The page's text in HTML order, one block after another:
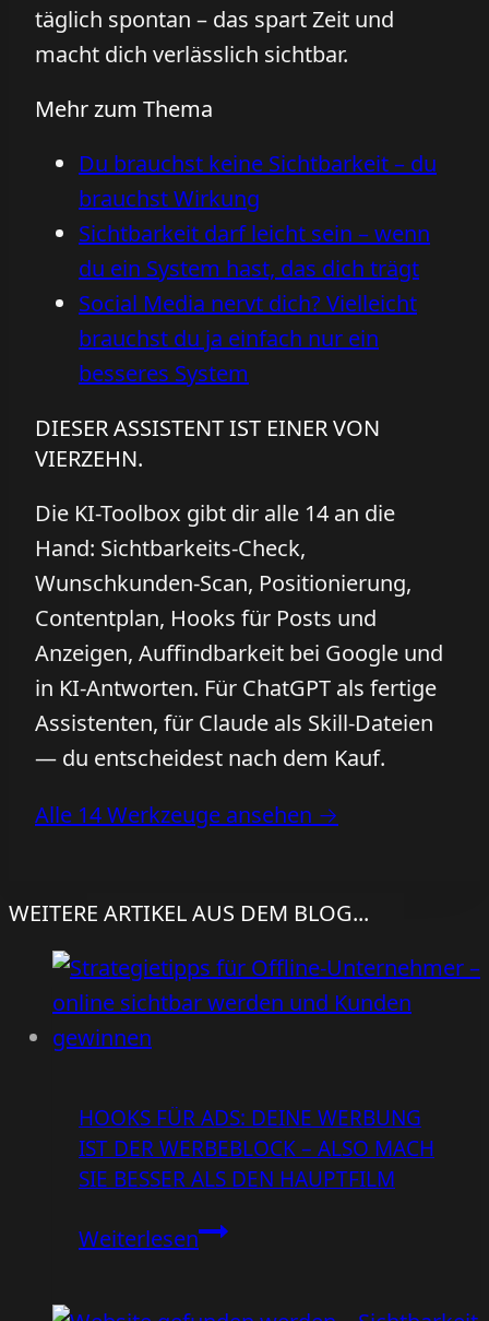
täglich spontan – das spart Zeit und
macht dich verlässlich sichtbar.
Mehr zum Thema
Du brauchst keine Sichtbarkeit – du
brauchst Wirkung
Sichtbarkeit darf leicht sein – wenn
du ein System hast, das dich trägt
Social Media nervt dich? Vielleicht
brauchst du ja einfach nur ein
besseres System
DIESER ASSISTENT IST EINER VON
VIERZEHN.
Die KI-Toolbox gibt dir alle 14 an die
Hand: Sichtbarkeits-Check,
Wunschkunden-Scan, Positionierung,
Contentplan, Hooks für Posts und
Anzeigen, Auffindbarkeit bei Google und
in KI-Antworten. Für ChatGPT als fertige
Assistenten, für Claude als Skill-Dateien
— du entscheidest nach dem Kauf.
Alle 14 Werkzeuge ansehen →
WEITERE ARTIKEL AUS DEM BLOG...
HOOKS FÜR ADS: DEINE WERBUNG
IST DER WERBEBLOCK – ALSO MACH
SIE BESSER ALS DEN HAUPTFILM
WeiterlesenHooks